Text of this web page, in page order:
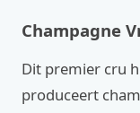
Champagne
Dit premier cru
produceert